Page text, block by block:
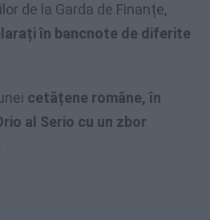
de la Garda de Finanțe,
în bancnote de diferite
cetățene române, în
al Serio cu un zbor